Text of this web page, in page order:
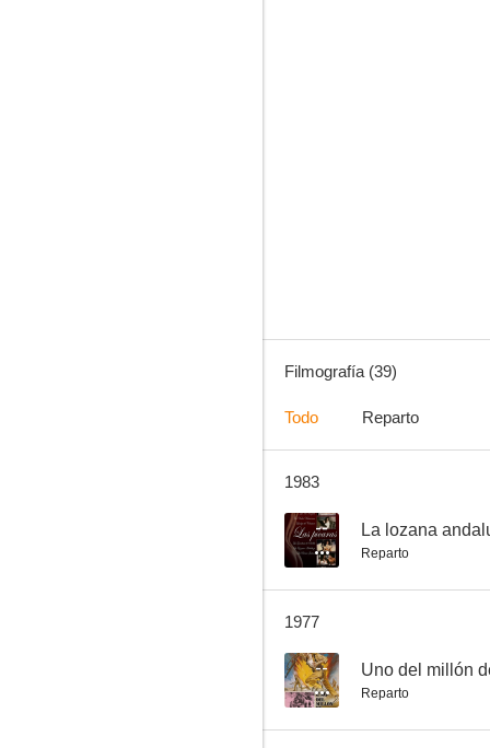
Filmografía (39)
Todo Reparto
1983
-- La lozana
Reparto
1977
-- Uno del millón
Reparto